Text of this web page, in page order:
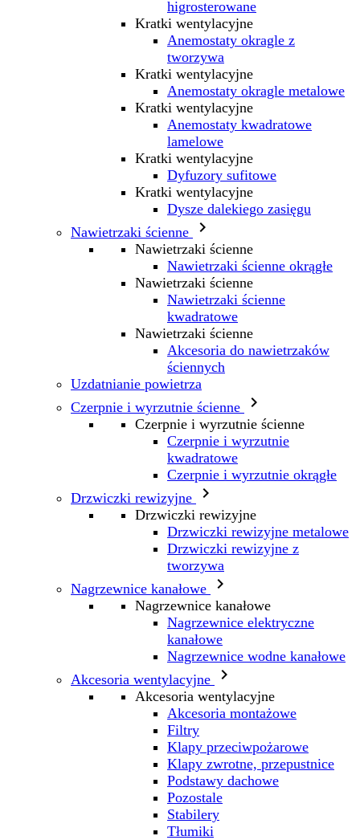
higrosterowane
Kratki wentylacyjne
Anemostaty okragle z
tworzywa
Kratki wentylacyjne
Anemostaty okragle metalowe
Kratki wentylacyjne
Anemostaty kwadratowe
lamelowe
Kratki wentylacyjne
Dyfuzory sufitowe
Kratki wentylacyjne
Dysze dalekiego zasięgu
Nawietrzaki ścienne

Nawietrzaki ścienne
Nawietrzaki ścienne okrągłe
Nawietrzaki ścienne
Nawietrzaki ścienne
kwadratowe
Nawietrzaki ścienne
Akcesoria do nawietrzaków
ściennych
Uzdatnianie powietrza
Czerpnie i wyrzutnie ścienne

Czerpnie i wyrzutnie ścienne
Czerpnie i wyrzutnie
kwadratowe
Czerpnie i wyrzutnie okrągłe
Drzwiczki rewizyjne

Drzwiczki rewizyjne
Drzwiczki rewizyjne metalowe
Drzwiczki rewizyjne z
tworzywa
Nagrzewnice kanałowe

Nagrzewnice kanałowe
Nagrzewnice elektryczne
kanałowe
Nagrzewnice wodne kanałowe
Akcesoria wentylacyjne

Akcesoria wentylacyjne
Akcesoria montażowe
Filtry
Klapy przeciwpożarowe
Klapy zwrotne, przepustnice
Podstawy dachowe
Pozostale
Stabilery
Tłumiki